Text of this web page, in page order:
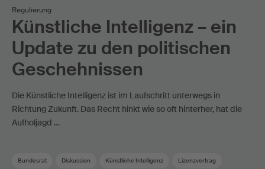
Regulierung
Künstliche Intelligenz – ein
Update zu den politischen
Geschehnissen
Die Künstliche Intelligenz ist im Laufschritt unterwegs in
Richtung Zukunft. Das Recht hinkt wie so oft hinterher, hat die
Aufholjagd …
Bundesrat Diskussion Künstliche Intelligenz Lizenzvertrag